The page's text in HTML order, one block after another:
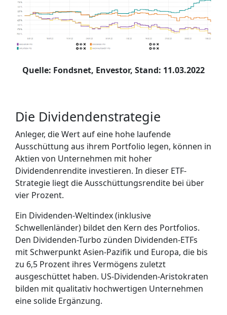
Quelle: Fondsnet, Envestor, Stand: 11.03.2022
Die Dividendenstrategie
Anleger, die Wert auf eine hohe laufende
Ausschüttung aus ihrem Portfolio legen, können in
Aktien von Unternehmen mit hoher
Dividendenrendite investieren. In dieser ETF-
Strategie liegt die Ausschüttungsrendite bei über
vier Prozent.
Ein Dividenden-Weltindex (inklusive
Schwellenländer) bildet den Kern des Portfolios.
Den Dividenden-Turbo zünden Dividenden-ETFs
mit Schwerpunkt Asien-Pazifik und Europa, die bis
zu 6,5 Prozent ihres Vermögens zuletzt
ausgeschüttet haben. US-Dividenden-Aristokraten
bilden mit qualitativ hochwertigen Unternehmen
eine solide Ergänzung.